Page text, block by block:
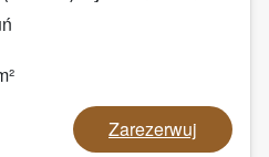
Zarezerwuj